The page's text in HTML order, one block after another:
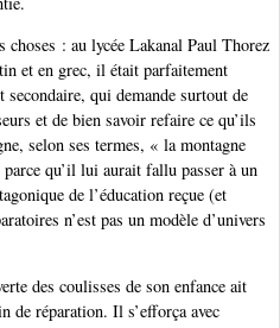
: au lycée Lakanal Paul Thorez
et en grec, il était parfaitement
secondaire, qui demande surtout de
et de bien savoir refaire ce qu’ils
selon ses termes, « la montagne
qu’il lui aurait fallu passer à un
de l’éducation reçue (et
n’est pas un modèle d’univers
des coulisses de son enfance ait
de réparation. Il s’efforça avec